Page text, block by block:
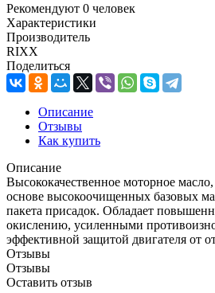
Рекомендуют 0 человек
Характеристики
Производитель
RIXX
Поделиться
Описание
Отзывы
Как купить
Описание
Высококачественное моторное масло,
основе высокоочищенных базовых
пакета присадок. Обладает
окислению, усиленными
эффективной защитой двигателя от
Отзывы
Отзывы
Оставить отзыв